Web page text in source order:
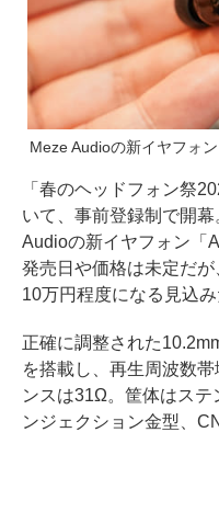
Meze Audioの新イヤフォン
「春のヘッドフォン祭
いて、事前登録制で開
Audioの新イヤフォン「
発売日や価格は未定だが
10万円程度になる見込み
正確に調整された
を搭載し、再生周波数
ンスは31Ω。筐体はステ
ンジェクション金型、